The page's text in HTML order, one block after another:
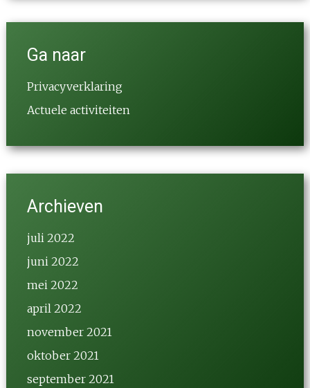
Ga naar
Privacyverklaring
Actuele activiteiten
Archieven
juli 2022
juni 2022
mei 2022
april 2022
november 2021
oktober 2021
september 2021